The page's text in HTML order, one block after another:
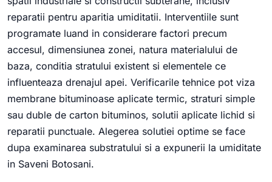
reparatii pentru aparitia umiditatii. Interventiile sunt
programate luand in considerare factori precum
accesul, dimensiunea zonei, natura materialului de
baza, conditia stratului existent si elementele ce
influenteaza drenajul apei. Verificarile tehnice pot viza
membrane bituminoase aplicate termic, straturi simple
sau duble de carton bituminos, solutii aplicate lichid si
reparatii punctuale. Alegerea solutiei optime se face
dupa examinarea substratului si a expunerii la umiditate
in Saveni Botosani.